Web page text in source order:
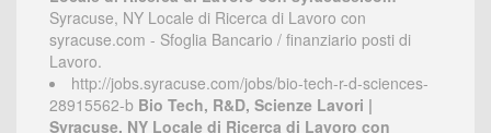
Syracuse, NY Locale di Ricerca di Lavoro con
syracuse.com - Sfoglia Bancario / finanziario posti di
Lavoro.
http://jobs.syracuse.com/jobs/bio-tech-r-d-sciences-
28915562-b Bio Tech, R&D, Scienze Lavori |
Syracuse, NY Locale di Ricerca di Lavoro con